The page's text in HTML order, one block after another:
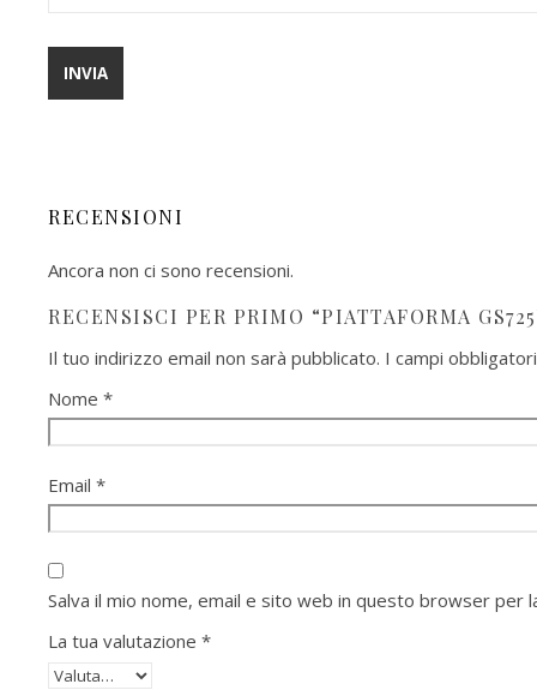
RECENSIONI
Ancora non ci sono recensioni.
RECENSISCI PER PRIMO “PIATTAFORMA
Il tuo indirizzo email non sarà pubblicato. I campi
Nome *
Email *
Salva il mio nome, email e sito web in questo browser per
La tua valutazione *